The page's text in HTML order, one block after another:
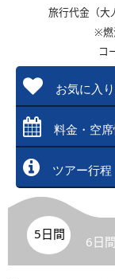
旅行代金（大
※燃
コ
お気に入
料金・空
ツアー行程
5日間 6日間